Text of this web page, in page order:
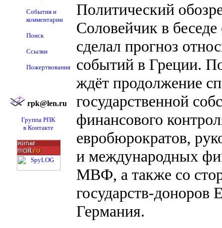
События и
комментарии
Поиск
Ссылки
Пожертвования
rpk@len.ru
Группа РПК
в Контакте
Политический
Соловейчик в
сделал прогноз
событий в Греции.
ждёт продолжение
государственной
финансового
евробюрократов,
и международных
МВФ, а также со
государств-доноров
Германия.